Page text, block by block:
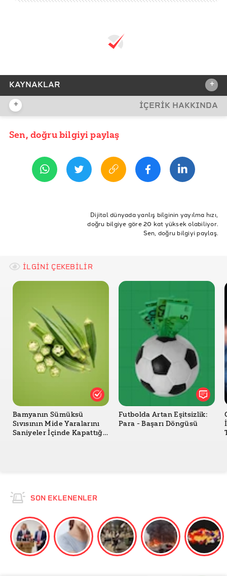
KAYNAKLAR +
REFERANSLAR
TÜİK Gelir ve Yaşam Koşulları Araştırması Bölgesel
Sonuçlar 2016
TÜİK Gelir ve Yaşam Koşulları Araştırması 2016
+ İÇERİK HAKKINDA
YAYIN TARİHİ
gelir dağılımı GINI
GINI Katsayısı
Gelir Adaletsizliği Bölgesel Yoksulluk
Sen, doğru bilgiyi paylaş
Dijital dünyada yanlış bilginin yayılma hızı,
doğru bilgiye göre 20 kat yüksek olabiliyor.
Sen, doğru bilgiyi paylaş.
İLGİNİ ÇEKEBİLİR
Bamyanın Sümüksü
Sıvısının Mide Yaralarını
Saniyeler İçinde Kapattığı
Futbolda Artan Eşitsizlik:
Para - Başarı Döngüsü
SON EKLENENLER